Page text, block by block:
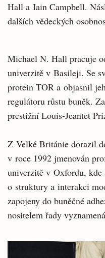
Hall a Iain Campbell.
dalších vědeckých
Michael N. Hall pracuje
univerzitě v Basileji. Se
protein TOR a objasnil
regulátoru růstu buněk.
prestižní Louis-Jeantet
Z Velké Británie dorazil
v roce 1992 jmenován
univerzitě v Oxfordu, kde
o struktury a interakci
zapojeny do buněčné
nositelem řady